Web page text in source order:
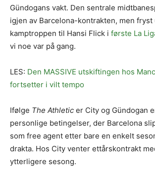
Gündogans vakt. Den sentrale
igjen av Barcelona-kontrakten, men fryst
kamptroppen til Hansi Flick i første La
vi noe var på gang.
LES: Den MASSIVE utskiftingen hos
fortsetter i vilt tempo
Ifølge The Athletic er City og Gündogan
personlige betingelser, der Barcelona
som free agent etter bare en enkelt
drakta. Hos City venter ettårskontrakt
ytterligere sesong.